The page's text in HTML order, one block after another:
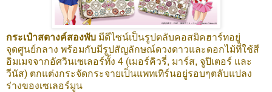
กระเป๋าสตางค์สองพับ มีดีไซน์เป็นรูปตลับคอสมิคฮาร์ทอยู่
จุดศูนย์กลาง พร้อมกับมีรูปสัญลักษณ์ดวงดาวและดอกไม้ที่ใช้สี
อิมเมจจากอัศวินเซเลอร์ทั้ง 4 (เมอร์คิวรี่, มาร์ส, จูปิเตอร์ และ
วีนัส) ตกแต่งกระจัดกระจายเป็นแพทเทิร์นอยู่รอบๆตลับแปลง
ร่างของเซเลอร์มูน